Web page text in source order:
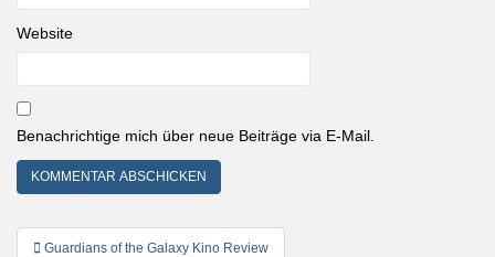
Website
Benachrichtige mich über neue Beiträge via E-Mail.
Beitragsnavigation
Guardians of the Galaxy Kino Review